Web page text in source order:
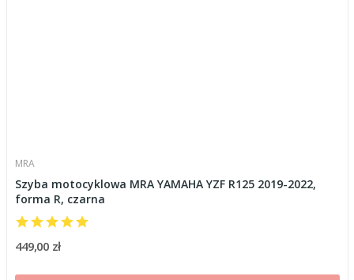
MRA
Szyba motocyklowa MRA YAMAHA YZF R125 2019-2022,
forma R, czarna
449,00 zł